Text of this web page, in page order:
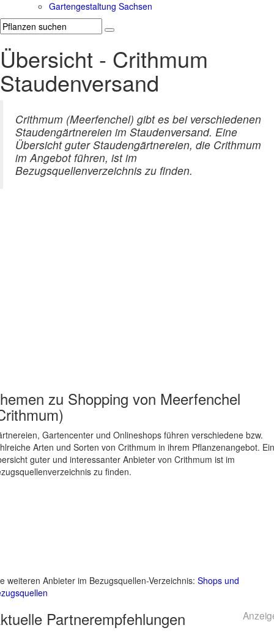
Gartengestaltung Sachsen
Übersicht - Crithmum
Staudenversand
Crithmum (Meerfenchel) gibt es bei verschiedenen
Staudengärtnereien im Staudenversand. Eine
Übersicht guter Staudengärtnereien, die Crithmum
im Angebot führen, ist im
Bezugsquellenverzeichnis zu finden.
zu Shopping von Meerfenchel
Gartencenter und Onlineshops führen verschiedene bzw.
Arten und Sorten von Crithmum in ihrem Pflanzenangebot.
guter und interessanter Anbieter von Crithmum ist im
zu finden.
weiteren Anbieter im Bezugsquellen-Verzeichnis: Shops und
Partnerempfehlungen